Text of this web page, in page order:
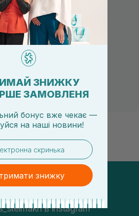
від 3000 UAH
оплати
косметика
та лояльності
товари
косметологів
в Instagram
ЗНИЖКУ
ЗАМОВЛЕНЯ
бонус вже чекає —
на наші новини!
знижку